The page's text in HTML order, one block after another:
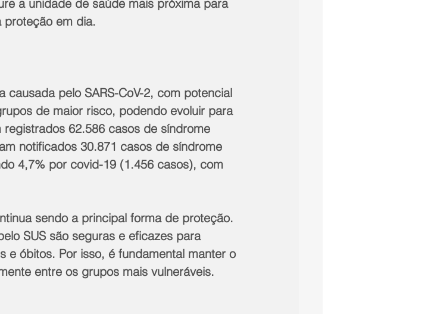
a unidade de saúde mais próxima para
proteção em dia.
pelo SARS-CoV-2, com potencial
de maior risco, podendo evoluir para
62.586 casos de síndrome
notificados 30.871 casos de síndrome
4,7% por covid-19 (1.456 casos), com
sendo a principal forma de proteção.
SUS são seguras e eficazes para
e óbitos. Por isso, é fundamental manter o
entre os grupos mais vulneráveis.